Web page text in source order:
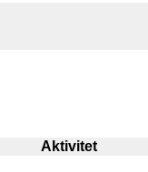
Aktivitet